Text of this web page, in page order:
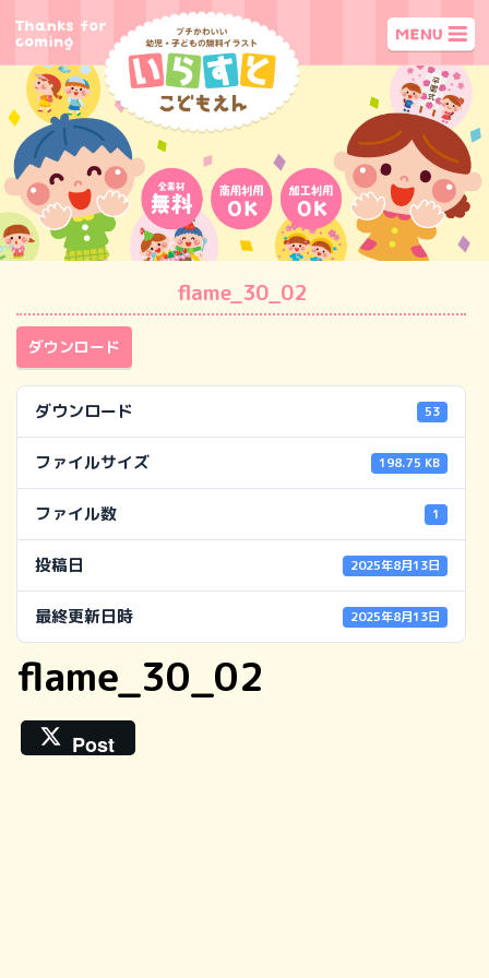
flame_30_02
ダウンロード
ダウンロード 53
ファイルサイズ 198.75 KB
ファイル数 1
投稿日 2025年8月13日
最終更新日時 2025年8月13日
flame_30_02
Post